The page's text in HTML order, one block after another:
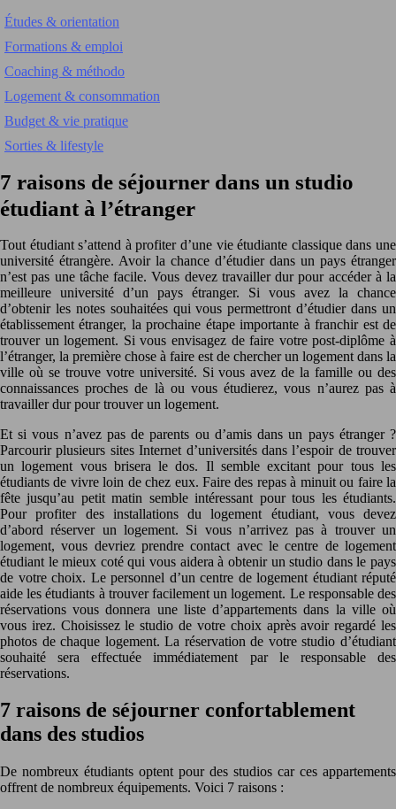
Études & orientation
Formations & emploi
Coaching & méthodo
Logement & consommation
Budget & vie pratique
Sorties & lifestyle
7 raisons de séjourner dans un studio
étudiant à l’étranger
Tout étudiant s’attend à profiter d’une vie étudiante classique dans une
université étrangère. Avoir la chance d’étudier dans un pays étranger
n’est pas une tâche facile. Vous devez travailler dur pour accéder à la
meilleure université d’un pays étranger. Si vous avez la chance
d’obtenir les notes souhaitées qui vous permettront d’étudier dans un
établissement étranger, la prochaine étape importante à franchir est de
trouver un logement. Si vous envisagez de faire votre post-diplôme à
l’étranger, la première chose à faire est de chercher un logement dans la
ville où se trouve votre université. Si vous avez de la famille ou des
connaissances proches de là ou vous étudierez, vous n’aurez pas à
travailler dur pour trouver un logement.
Et si vous n’avez pas de parents ou d’amis dans un pays étranger ?
Parcourir plusieurs sites Internet d’universités dans l’espoir de trouver
un logement vous brisera le dos. Il semble excitant pour tous les
étudiants de vivre loin de chez eux. Faire des repas à minuit ou faire la
fête jusqu’au petit matin semble intéressant pour tous les étudiants.
Pour profiter des installations du logement étudiant, vous devez
d’abord réserver un logement. Si vous n’arrivez pas à trouver un
logement, vous devriez prendre contact avec le centre de logement
étudiant le mieux coté qui vous aidera à obtenir un studio dans le pays
de votre choix. Le personnel d’un centre de logement étudiant réputé
aide les étudiants à trouver facilement un logement. Le responsable des
réservations vous donnera une liste d’appartements dans la ville où
vous irez. Choisissez le studio de votre choix après avoir regardé les
photos de chaque logement. La réservation de votre studio d’étudiant
souhaité sera effectuée immédiatement par le responsable des
réservations.
7 raisons de séjourner confortablement
dans des studios
De nombreux étudiants optent pour des studios car ces appartements
offrent de nombreux équipements. Voici 7 raisons :